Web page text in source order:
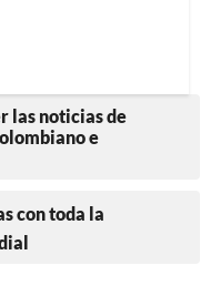
las noticias de
e
con toda la